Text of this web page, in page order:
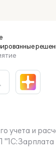
учета и